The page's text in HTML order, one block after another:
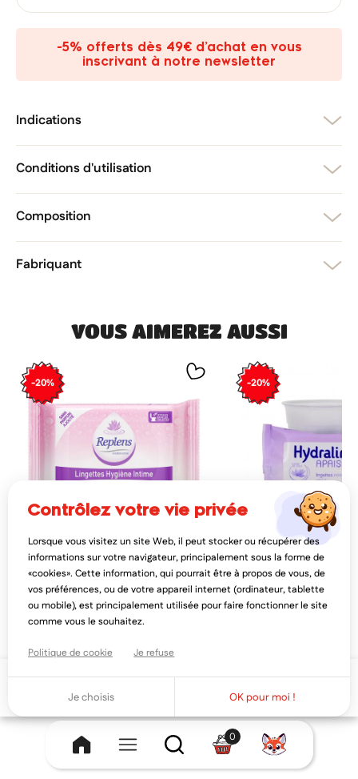
-5% offerts dès 49€ d’achat en vous
inscrivant à notre newsletter
Indications
Conditions d'utilisation
Composition
Fabriquant
VOUS AIMEREZ AUSSI
-20%
REPLENS
replens lingettes hygiène intime 25
lingettes
4,92€
3,94€
AJOUTER AU PANIER
-20%
HYDRALIN
hydralin apaisa lingettes
extrait lotus 10 lingettes
3,22€
×
Créer une nouvelle liste
Nom de la liste d'envies
Vous devez être connecté pour ajouter des produits à votre
liste d'envies.
0
contrôlez votre vie privée
Lorsque vous visitez un site Web, il peut stocker ou récupérer des
informations sur votre navigateur, principalement sous la forme de
«cookies». Cette information, qui pourrait être à propos de vous, de
vos préférences, ou de votre appareil internet (ordinateur, tablette
ou mobile), est principalement utilisée pour faire fonctionner le site
comme vous le souhaitez.
Politique de cookie Je refuse
Je choisis OK pour moi !